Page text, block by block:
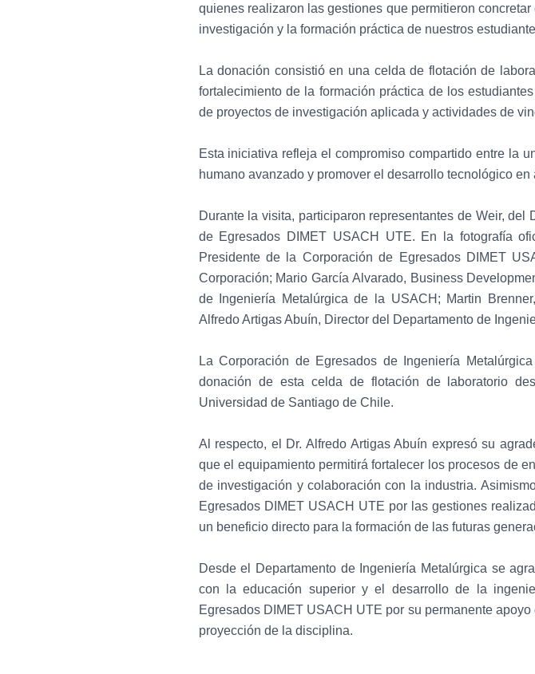
quienes realizaron las gestiones que permitieron
investigación y la formación práctica de nuestros
La donación consistió en una celda de flotación de
fortalecimiento de la formación práctica de los
de proyectos de investigación aplicada y actividades de
Esta iniciativa refleja el compromiso compartido entre la
humano avanzado y promover el desarrollo tecnológico
Durante la visita, participaron representantes de Weir,
de Egresados DIMET USACH UTE. En la fotografía
Presidente de la Corporación de Egresados DIMET
Corporación; Mario García Alvarado, Business
de Ingeniería Metalúrgica de la USACH; Martin
Alfredo Artigas Abuín, Director del Departamento de
La Corporación de Egresados de Ingeniería
donación de esta celda de flotación de laboratorio
Universidad de Santiago de Chile.
Al respecto, el Dr. Alfredo Artigas Abuín expresó su
que el equipamiento permitirá fortalecer los procesos de
de investigación y colaboración con la industria.
Egresados DIMET USACH UTE por las gestiones
un beneficio directo para la formación de las futuras
Desde el Departamento de Ingeniería Metalúrgica se
con la educación superior y el desarrollo de la
Egresados DIMET USACH UTE por su permanente
proyección de la disciplina.